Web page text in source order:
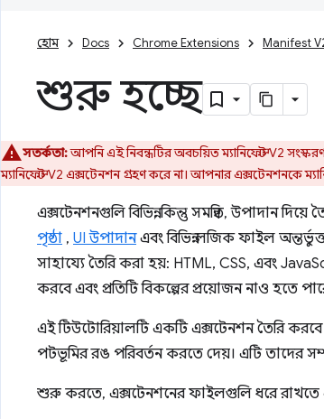
হোম Docs Chrome Extensions Manifest
শুরু হচ্ছে
সতর্কতা:আপনি এই নিবন্ধটির অবচয়িত ম্যানিফেস্ট V2
ম্যানিফেস্ট V2 এক্সটেনশন গ্রহণ করে না। আপনার এক্সটেনশনকে
এক্সটেনশনগুলি বিভিন্ন, কিন্তু সমন্বিত, উপাদান
পৃষ্ঠা , UI উপাদানএবং বিভিন্ন লজিক ফাইল
সাহায্যে তৈরি করা হয়: HTML, CSS, এবং
করবে এবং প্রতিটি বিকল্পের প্রয়োজন নাও হতে
এই টিউটোরিয়ালটি একটি এক্সটেনশন তৈরি
পটভূমির রঙ পরিবর্তন করতে দেয়। এটি তাদের
শুরু করতে, এক্সটেনশনের ফাইলগুলি ধরে রাখতে